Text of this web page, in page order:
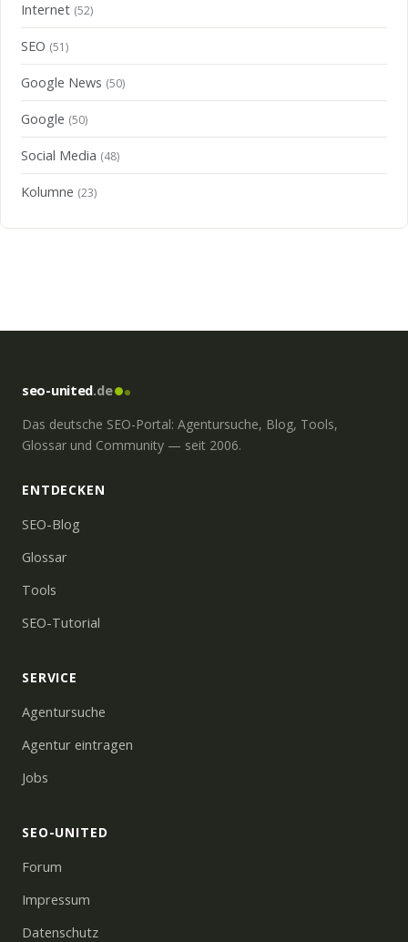
Internet (52)
SEO (51)
Google News (50)
Google (50)
Social Media (48)
Kolumne (23)
seo-united.de
Das deutsche SEO-Portal: Agentursuche, Blog, Tools,
Glossar und Community — seit 2006.
ENTDECKEN
SEO-Blog
Glossar
Tools
SEO-Tutorial
SERVICE
Agentursuche
Agentur eintragen
Jobs
SEO-UNITED
Forum
Impressum
Datenschutz